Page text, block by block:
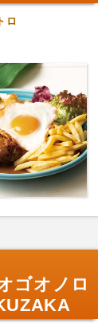
ロ
ゴオノロ